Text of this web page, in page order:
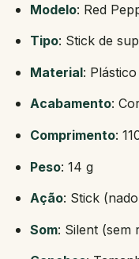
Modelo: Red
Tipo: Stick de
Material:
Acabamento:
Comprimento:
Peso: 14 g
Ação: Stick
Som: Silent (sem